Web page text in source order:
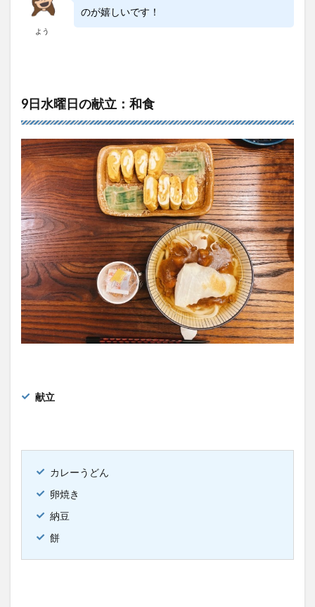
よう
のが嬉しいです！
9日水曜日の献立：和食
献立
カレーうどん
卵焼き
納豆
餅